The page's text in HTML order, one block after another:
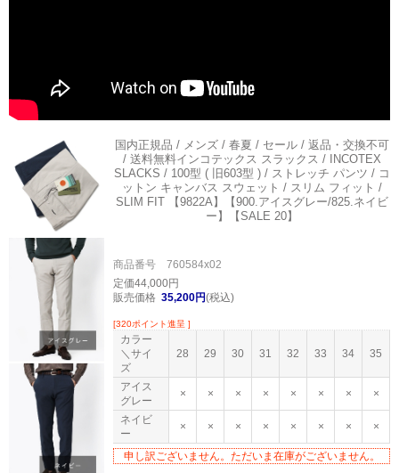
国内正規品 / メンズ / 春夏 / セール / 返品・交換不可
/ 送料無料インコテックス スラックス / INCOTEX
SLACKS / 100型 ( 旧603型 ) / ストレッチ パンツ / コ
ットン キャンバス スウェット / スリム フィット /
SLIM FIT 【9822A】【900.アイスグレー/825.ネイビ
ー】【SALE 20】
商品番号 760584x02
定価44,000円
販売価格 35,200円(税込)
[320ポイント進呈 ]
カラー
＼サイ
ズ
28 29 30 31 32 33 34 35
アイス
グレー
× × × × × × × ×
ネイビ
ー
× × × × × × × ×
申し訳ございません。ただいま在庫がございません。